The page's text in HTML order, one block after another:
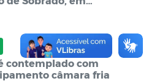
a Secretaria de
contemplado com
câmara fria